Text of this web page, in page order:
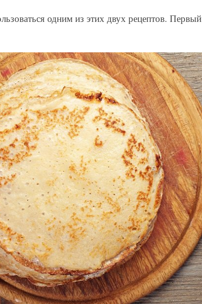
одним из этих двух рецептов. Первый